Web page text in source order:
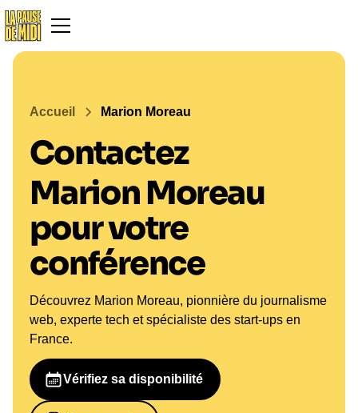
Accueil Marion Moreau
Contactez
Marion Moreau
pour votre
conférence
Découvrez Marion Moreau, pionnière du journalisme
web, experte tech et spécialiste des start-ups en
France.
Vérifiez sa disponibilité